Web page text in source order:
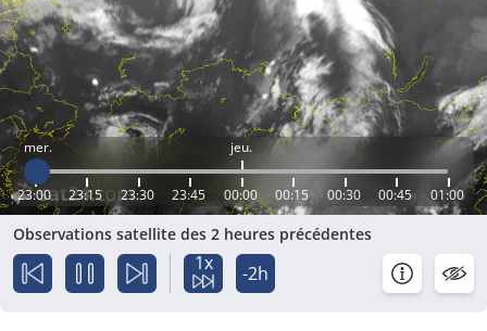
mer. jeu.
23:00 23:15 23:30 23:45 00:00 00:15 00:30 00:45 01:00
Observations satellite des 2 heures précédentes
1x -2h